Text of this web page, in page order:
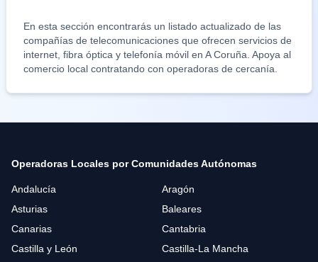
En esta sección encontrarás un listado actualizado de las
compañías de telecomunicaciones que ofrecen servicios de
internet, fibra óptica y telefonía móvil en A Coruña . Apoya al
comercio local contratando con operadoras de cercanía.
Operadoras Locales por Comunidades Autónomas
Andalucía
Aragón
Asturias
Baleares
Canarias
Cantabria
Castilla y León
Castilla-La Mancha